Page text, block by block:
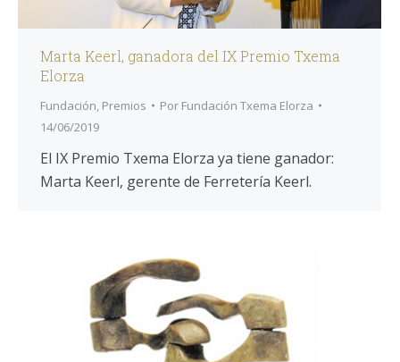
Marta Keerl, ganadora del IX Premio Txema
Elorza
Fundación, Premios Por Fundación Txema Elorza
14/06/2019
El IX Premio Txema Elorza ya tiene ganador:
Marta Keerl, gerente de Ferretería Keerl.